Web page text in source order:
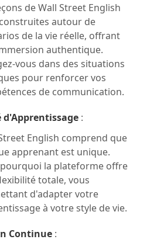
de Wall Street English
autour de
de la vie réelle, offrant
authentique.
vous dans des situations
pour renforcer vos
de communication.
:
English comprend que
apprenant est unique.
pourquoi la plateforme offre
totale, vous
d'adapter votre
à votre style de vie.
Continue :